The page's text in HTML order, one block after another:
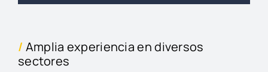
/ Amplia experiencia en diversos
sectores